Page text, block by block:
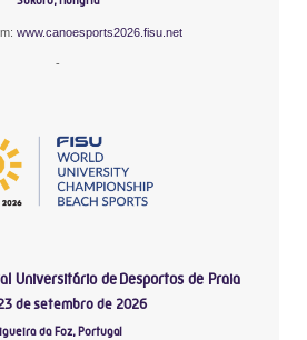
www.canoesports2026.fisu.net
-
Universitário de Desportos de Praia
de setembro de 2026
da Foz, Portugal